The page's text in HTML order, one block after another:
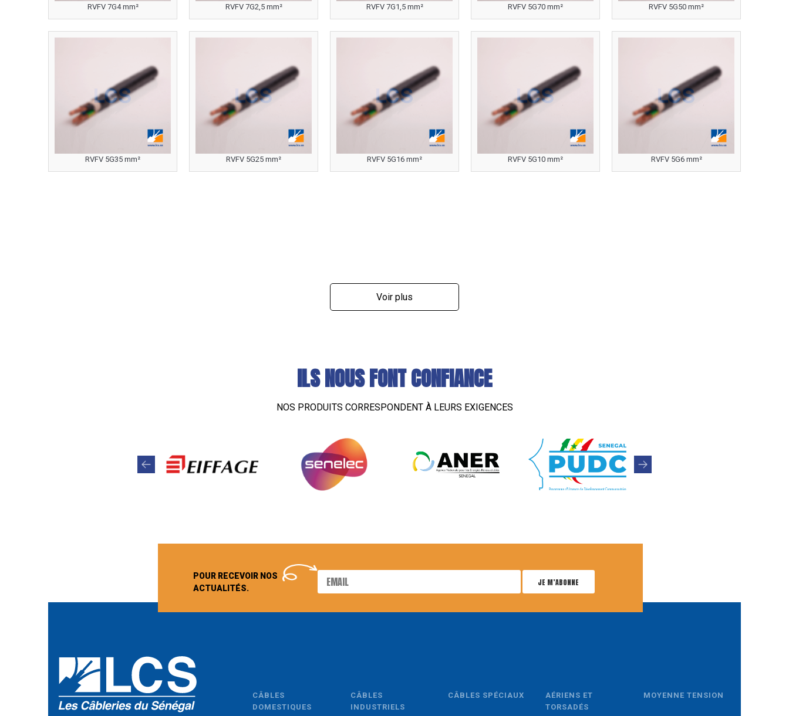
RVFV 7G4 mm² RVFV 7G2,5 mm² RVFV 7G1,5 mm² RVFV 5G70 mm² RVFV 5G50 mm²
RVFV 5G35 mm² RVFV 5G25 mm² RVFV 5G16 mm² RVFV 5G10 mm² RVFV 5G6 mm²
Voir plus
ILS NOUS FONT CONFIANCE
NOS PRODUITS CORRESPONDENT À LEURS EXIGENCES
POUR RECEVOIR NOS
ACTUALITÉS.
JE M’ABONNE
CÂBLES
DOMESTIQUES
CÂBLES
INDUSTRIELS
CÂBLES SPÉCIAUX
AÉRIENS ET
TORSADÉS
MOYENNE TENSION